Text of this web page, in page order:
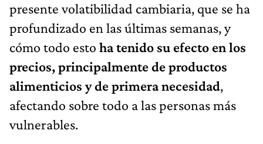
presente volatibilidad cambiaria, que se ha
profundizado en las últimas semanas, y
cómo todo esto ha tenido su efecto en los
precios, principalmente de productos
alimenticios y de primera necesidad,
afectando sobre todo a las personas más
vulnerables.